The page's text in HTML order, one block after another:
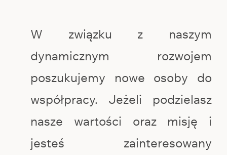
W związku z naszym
dynamicznym rozwojem
poszukujemy nowe osoby do
współpracy. Jeżeli podzielasz
nasze wartości oraz misję i
jesteś zainteresowany